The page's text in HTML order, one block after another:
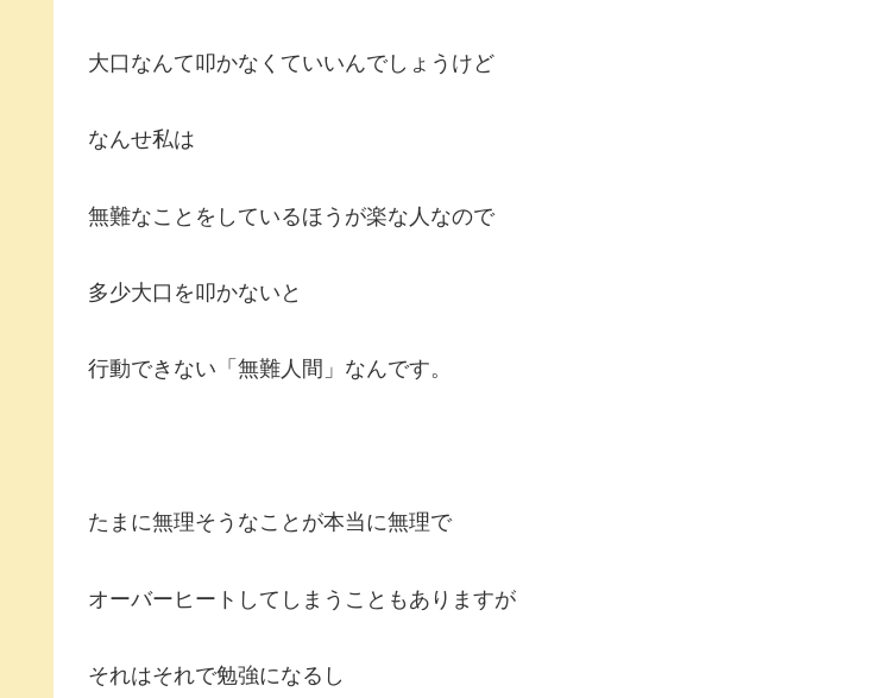
大口なんて叩かなくていいんでしょうけど
なんせ私は
無難なことをしているほうが楽な人なので
多少大口を叩かないと
行動できない「無難人間」なんです。
たまに無理そうなことが本当に無理で
オーバーヒートしてしまうこともありますが
それはそれで勉強になるし